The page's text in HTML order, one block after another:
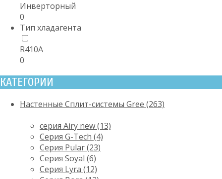
Инверторный
0
Тип хладагента
R410A
0
КАТЕГОРИИ
Настенные Сплит-системы Gree (263)
серия Airy new (13)
Серия G-Tech (4)
Серия Pular (23)
Cерия Soyal (6)
Серия Lyra (12)